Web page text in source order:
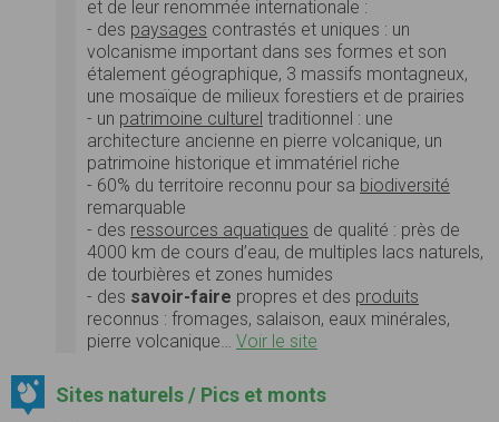
et de leur renommée internationale :
- des paysages contrastés et uniques : un
volcanisme important dans ses formes et son
étalement géographique, 3 massifs montagneux,
une mosaïque de milieux forestiers et de prairies
- un patrimoine culturel traditionnel : une
architecture ancienne en pierre volcanique, un
patrimoine historique et immatériel riche
- 60% du territoire reconnu pour sa biodiversité
remarquable
- des ressources aquatiques de qualité : près de
4000 km de cours d’eau, de multiples lacs naturels,
de tourbières et zones humides
- des savoir-faire propres et des produits
reconnus : fromages, salaison, eaux minérales,
pierre volcanique… Voir le site
Sites naturels / Pics et monts